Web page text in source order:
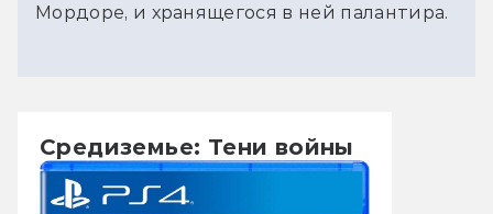
Мордоре, и хранящегося в ней палантира.
Средиземье: Тени войны